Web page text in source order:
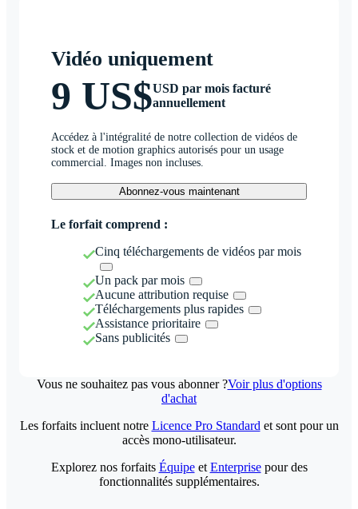
Vidéo uniquement
9 US$USD par mois facturé
annuellement
Accédez à l'intégralité de notre collection de vidéos de
stock et de motion graphics autorisés pour un usage
commercial. Images non incluses.
Abonnez-vous maintenant
Le forfait comprend :
Cinq téléchargements de vidéos par mois
Un pack par mois
Aucune attribution requise
Téléchargements plus rapides
Assistance prioritaire
Sans publicités
Vous ne souhaitez pas vous abonner ?Voir plus d'options
d'achat
Les forfaits incluent notre Licence Pro Standard et sont pour un
accès mono-utilisateur.
Explorez nos forfaits Équipeet Enterprisepour des
fonctionnalités supplémentaires.